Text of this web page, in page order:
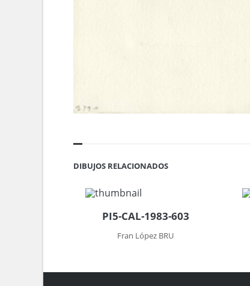
DIBUJOS RELACIONADOS
PI5-CAL-1983-603
Fran López BRU